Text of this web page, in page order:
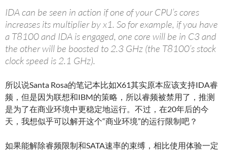
IDA can be seen in action if one of your CPU’s cores
increases its multiplier by x1. So for example, if you have
a T8100 and IDA is engaged, one core will be in C3 and
the other will be boosted to 2.3 GHz (the T8100’s stock
clock speed is 2.1 GHz).
所以说Santa Rosa的笔记本比如X61其实原本应该支持IDA睿
频，但是因为联想和IBM的策略，所以睿频被禁用了，推测
是为了在商业环境中更稳定地运行。不过，在20年后的今
天，我想似乎可以解开这个“商业环境”的运行限制吧？
如果能解除睿频限制和SATA速率的束缚，相比使用体验一定